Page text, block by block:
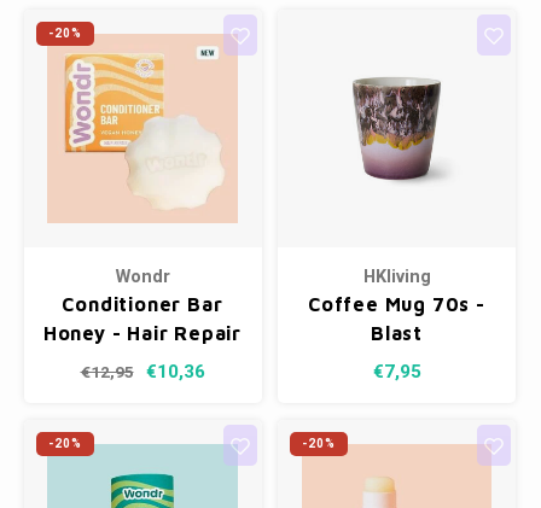
-20%
Wondr
Conditioner Bar
Honey - Hair Repair
€12,95 €10,36
HKliving
Coffee Mug 70s -
Blast
€7,95
-20% -20%